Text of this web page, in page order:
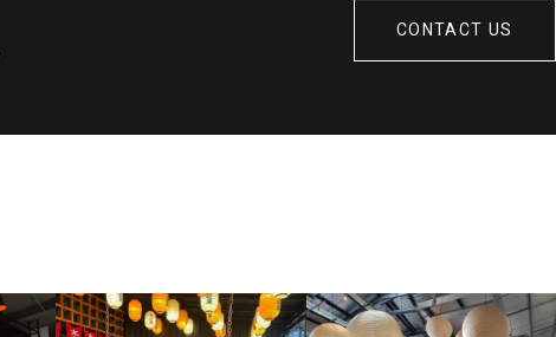
CONTACT US